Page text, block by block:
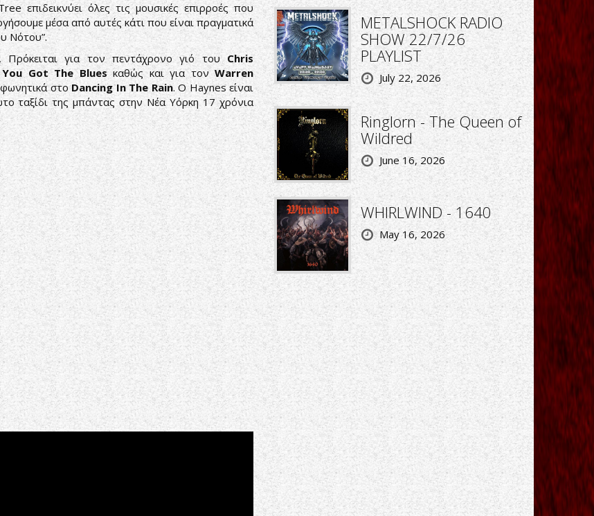
επιδεικνύει όλες τις μουσικές επιρροές που
μέσα από αυτές κάτι που είναι πραγματικά
Νότου”.
Πρόκειται για τον πεντάχρονο γιό του Chris
You Got The Bluesκαθώς και για τονWarren
στοDancing In The Rain. O Haynes είναι
ταξίδι της μπάντας στην Νέα Υόρκη 17 χρόνια
METALSHOCK RADIO
SHOW 22/7/26
PLAYLIST
July 22, 2026
Ringlorn - The Queen of
Wildred
June 16, 2026
WHIRLWIND - 1640
May 16, 2026